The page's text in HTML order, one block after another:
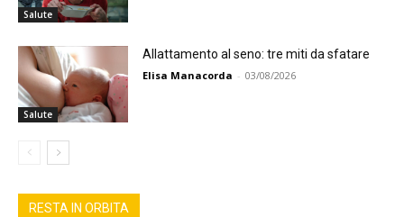
Salute
Salute
Allattamento al seno: tre miti da sfatare
Elisa Manacorda - 03/08/2026
RESTA IN ORBITA